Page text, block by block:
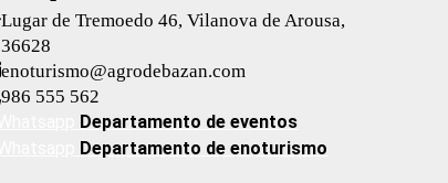
Lugar de Tremoedo 46, Vilanova de Arousa,
36628
enoturismo@agrodebazan.com
986 555 562
Departamento de eventos
Departamento de enoturismo